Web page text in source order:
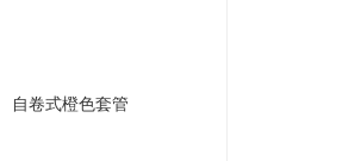
自卷式橙色套管